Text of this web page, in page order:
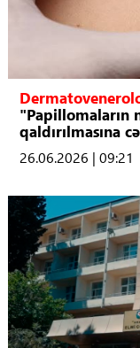
"Papillomaların
qaldırılmasına
26.06.2026 | 09:21